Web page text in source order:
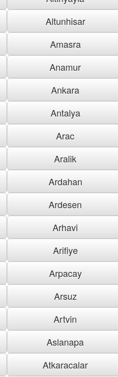
Altunhisar
Amasra
Anamur
Ankara
Antalya
Arac
Aralik
Ardahan
Ardesen
Arhavi
Arifiye
Arpacay
Arsuz
Artvin
Aslanapa
Atkaracalar